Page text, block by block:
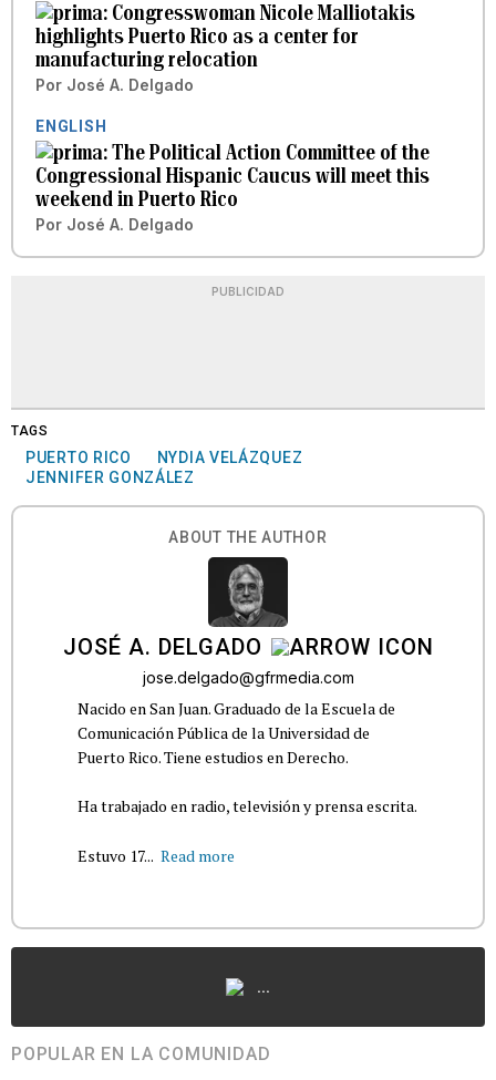
Congresswoman Nicole Malliotakis
highlights Puerto Rico as a center for
manufacturing relocation
Por José A. Delgado
ENGLISH
The Political Action Committee of the
Congressional Hispanic Caucus will meet this
weekend in Puerto Rico
Por José A. Delgado
PUBLICIDAD
TAGS
PUERTO RICO
NYDIA VELÁZQUEZ
JENNIFER GONZÁLEZ
ABOUT THE AUTHOR
JOSÉ A. DELGADO
jose.delgado@gfrmedia.com
Nacido en San Juan. Graduado de la Escuela de
Comunicación Pública de la Universidad de
Puerto Rico. Tiene estudios en Derecho.
Ha trabajado en radio, televisión y prensa escrita.
Estuvo 17... Read more
...
POPULAR EN LA COMUNIDAD